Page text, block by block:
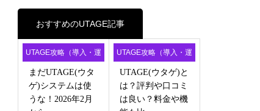
おすすめのUTAGE記事
UTAGE攻略（導入・運
用・アフィ）
まだUTAGE(ウタ
ゲ)システムは使
うな！2026年2月
UTAGE攻略（導入・運
用・アフィ）
UTAGE(ウタゲ)と
は？評判や口コミ
は良い？料金や機